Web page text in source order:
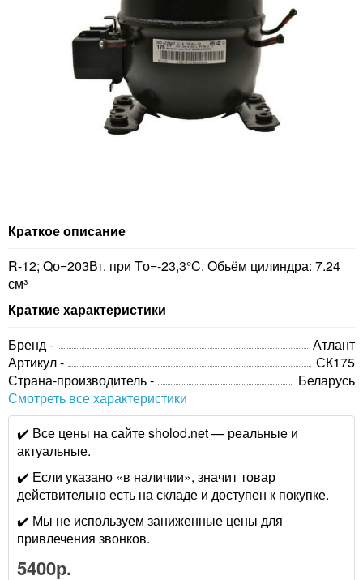
Краткое описание
R-12; Qо=203Вт. при Tо=-23,3°C. Обьём цилиндра: 7.24
см³
Краткие характеристики
Бренд -
Атлант
Артикул -
СК175
Страна-производитель -
Беларусь
Смотреть все характеристики
✔️ Все цены на сайте sholod.net — реальные и
актуальные.
✔️ Если указано «в наличии», значит товар
действительно есть на складе и доступен к покупке.
✔️ Мы не используем заниженные цены для
привлечения звонков.
5400р.